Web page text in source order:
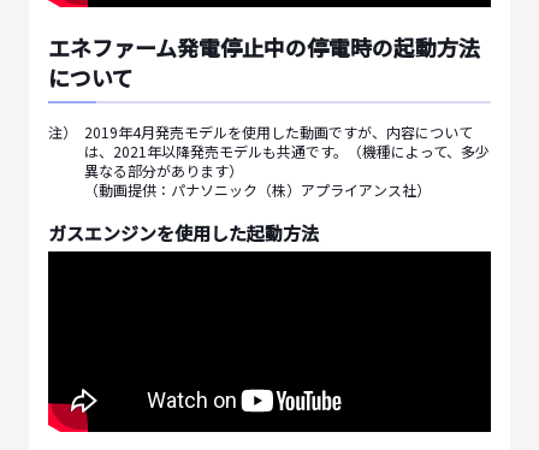
エネファーム発電停止中の停電時の起動方法
について
注）
2019年4月発売モデルを使用した動画ですが、内容について
は、2021年以降発売モデルも共通です。（機種によって、多少
異なる部分があります）
（動画提供：パナソニック（株）アプライアンス社）
ガスエンジンを使用した起動方法